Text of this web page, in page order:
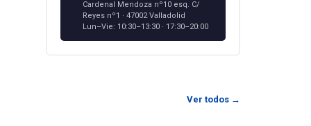
Cardenal Mendoza nº10 esq. C/
Reyes nº1 · 47002 Valladolid
Lun–Vie: 10:30–13:30 · 17:30–20:00
Ver todos →